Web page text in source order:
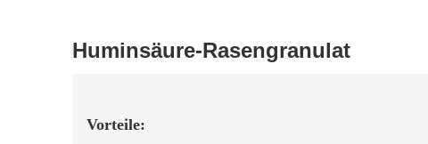
Huminsäure-Rasengranulat
Vorteile: